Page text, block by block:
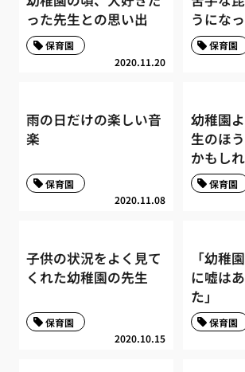
った先生との思い出
2020.11.20
保育園
うにな
保育園
雨の日だけの楽しい音
楽
2020.11.08
保育園
幼稚園
生のほ
かもしれ
保育園
子供の状況をよく見て
くれた幼稚園の先生
2020.10.15
保育園
「幼稚
に嘘は
た」
保育園